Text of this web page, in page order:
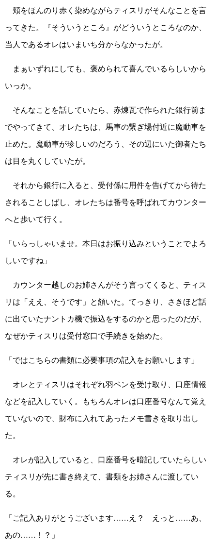
頬をほんのり赤く染めながらティスリがそんなことを言
ってきた。『そういうところ』がどういうところなのか、
当人であるオレはいまいち分からなかったが。
まぁいずれにしても、褒められて喜んでいるらしいから
いっか。
そんなことを話していたら、赤煉瓦で作られた銀行前ま
でやってきて、オレたちは、馬車の繋ぎ場付近に魔動車を
止めた。魔動車が珍しいのだろう、その辺にいた御者たち
は目を丸くしていたが。
それから銀行に入ると、受付係に用件を告げてから待た
されることしばし、オレたちは番号を呼ばれてカウンター
へと歩いて行く。
「いらっしゃいませ。本日はお振り込みということでよろ
しいですね」
カウンター越しのお姉さんがそう言ってくると、ティス
リは「ええ、そうです」と頷いた。てっきり、さきほど話
に出ていたナントカ機で振込をするのかと思ったのだが、
なぜかティスリは受付窓口で手続きを始めた。
「ではこちらの書類に必要事項の記入をお願いします」
オレとティスリはそれぞれ羽ペンを受け取り、口座情報
などを記入していく。もちろんオレは口座番号なんて覚え
ていないので、財布に入れてあったメモ書きを取り出し
た。
オレが記入していると、口座番号を暗記していたらしい
ティスリが先に書き終えて、書類をお姉さんに渡してい
る。
「ご記入ありがとうございます……え？ えっと……あ、
あの……！？」